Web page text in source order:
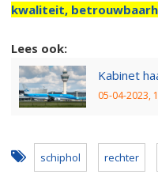
kwaliteit,
Lees ook:
Kabinet
05-04-2023,
schiphol rechter